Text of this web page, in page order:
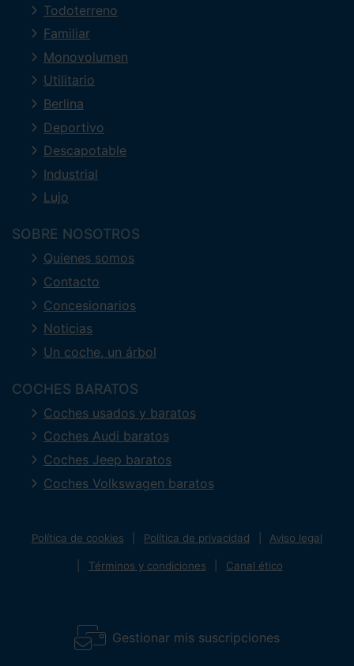
Todoterreno
Familiar
Monovolumen
Utilitario
Berlina
Deportivo
Descapotable
Industrial
Lujo
SOBRE NOSOTROS
Quienes somos
Contacto
Concesionarios
Noticias
Un coche, un árbol
COCHES BARATOS
Coches usados y baratos
Coches Audi baratos
Coches Jeep baratos
Coches Volkswagen baratos
Política de cookies Política de privacidad Aviso legal
Términos y condiciones Canal ético
Gestionar mis suscripciones